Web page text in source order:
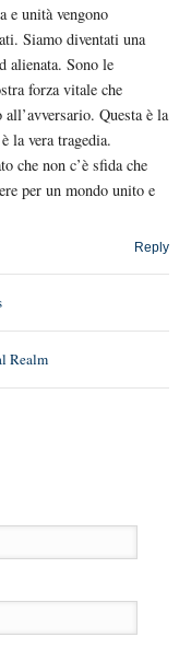
e unità vengono
Siamo diventati una
alienata. Sono le
forza vitale che
all’avversario. Questa è la
la vera tragedia.
che non c’è sfida che
per un mondo unito e
Reply
Realm